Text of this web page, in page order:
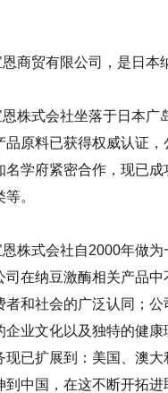
商贸有限公司 ，是日本
恩株式会社坐落于日本广
品原料已获得权威认证
名学府紧密合作，现已
。
恩株式会社自2000年做为
司在纳豆激酶相关产品
者和社会的广泛认同；
企业文化以及独特的健
现已扩展到：美国、澳
到中国，在这不断开拓